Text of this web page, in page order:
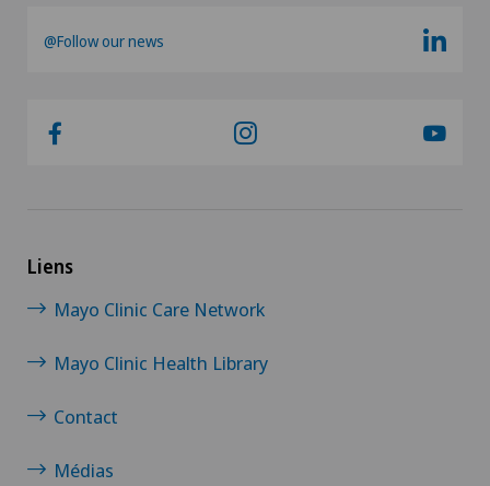
@Follow our news
Liens
Mayo Clinic Care Network
Mayo Clinic Health Library
Contact
Médias